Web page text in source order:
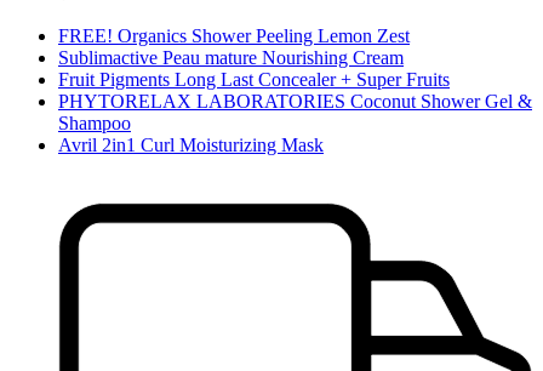
FREE! Organics Shower Peeling Lemon Zest
Sublimactive Peau mature Nourishing Cream
Fruit Pigments Long Last Concealer + Super Fruits
PHYTORELAX LABORATORIES Coconut Shower Gel &
Shampoo
Avril 2in1 Curl Moisturizing Mask